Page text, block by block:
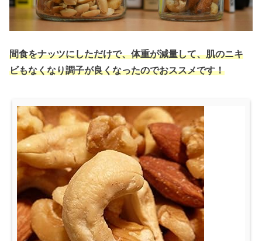
間食をナッツにしただけで、体重が減量して、肌のニキ
ビもなくなり調子が良くなったのでおススメです！